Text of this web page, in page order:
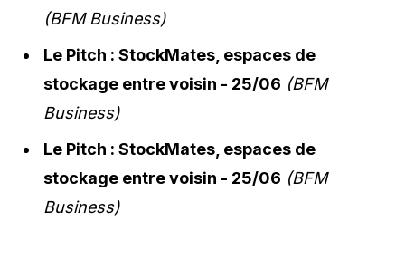
(BFM Business)
Le Pitch : StockMates, espaces de
stockage entre voisin - 25/06 (BFM
Business)
Le Pitch : StockMates, espaces de
stockage entre voisin - 25/06 (BFM
Business)